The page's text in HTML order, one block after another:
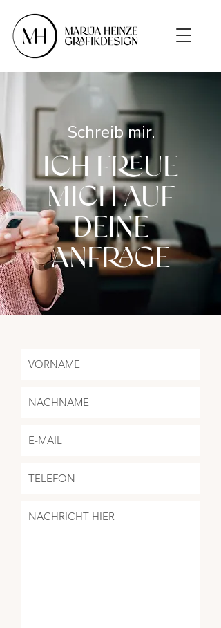
Schreib mir.
ICH FREUE
MICH AUF
DEINE
ANFRAGE